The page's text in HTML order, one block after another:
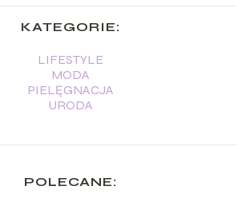
KATEGORIE:
LIFESTYLE
MODA
PIELĘGNACJA
URODA
POLECANE: